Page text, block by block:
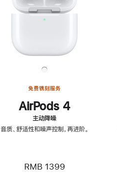
免费镌刻服务
AirPods 4
主动降噪
音质、舒适性和噪声控制，再进阶。
RMB 1399